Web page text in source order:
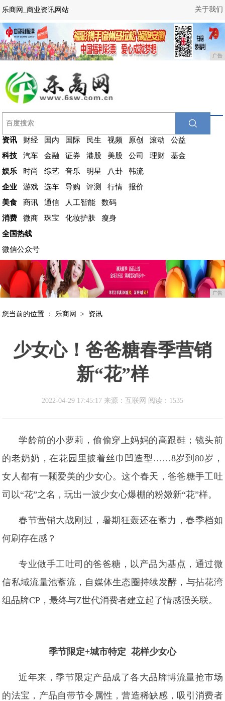
关于我们
乐商网_商业资讯网站
广告
资讯 财经 国内 国际 民生 视频 原创 滚动
公益
科技
汽车 金融 证券 港股 美股 公司 理财
基金
娱乐
时尚 综艺 音乐 明星 八卦
韩流
企业
游戏 选车 导购 评测 行情
报价
美食
商讯 通信 人工智能
数码
消费
微商 珠宝 化妆护肤
瘦身
全国热线
微信公众号
广告
您当前的位置 ： 乐商网 > 资讯
少女心！爸爸糖春季营销
新“花”样
2022-04-29 17:45:17 来源：互联网 阅读：1535
学龄前的小萝莉，偷偷穿上妈妈的高跟鞋；镜头前
的老奶奶，在花园里披着丝巾凹造型……8岁到80岁，
女人都有一颗爱美的少女心。这个春天，爸爸糖手工吐
司以“花”之名，玩出一波少女心爆棚的粉嫩新“花”样。
春节营销大战刚过，暑期狂轰还在蓄力，春季档如
何刷存在感？
专业做手工吐司的爸爸糖，以产品为基点，通过微
信私域流量池蓄流，自媒体生态圈持续发酵，与拈花湾
组品牌CP，最终与Z世代消费者建立起了情感强关联。
季节限定+城市特定 花样少女心
近年来，季节限定产品成了各大品牌博流量抢市场
的法宝，产品自带节令属性，营造稀缺感，吸引消费者